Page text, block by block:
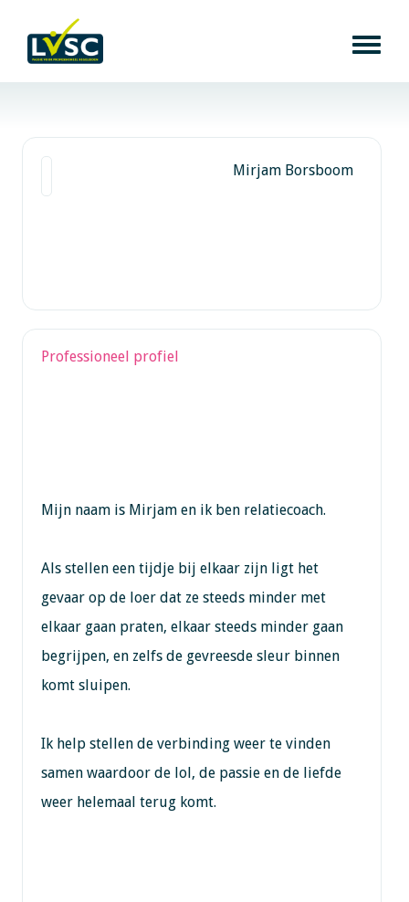
Mirjam Borsboom
Professioneel profiel
Mijn naam is Mirjam en ik ben relatiecoach.
Als stellen een tijdje bij elkaar zijn ligt het
gevaar op de loer dat ze steeds minder met
elkaar gaan praten, elkaar steeds minder gaan
begrijpen, en zelfs de gevreesde sleur binnen
komt sluipen.
Ik help stellen de verbinding weer te vinden
samen waardoor de lol, de passie en de liefde
weer helemaal terug komt.